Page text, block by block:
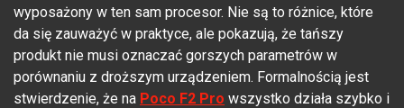
wyposażony w ten sam procesor. Nie są to różnice, które
da się zauważyć w praktyce, ale pokazują, że tańszy
produkt nie musi oznaczać gorszych parametrów w
porównaniu z droższym urządzeniem. Formalnością jest
stwierdzenie, że na Poco F2 Pro wszystko działa szybko i